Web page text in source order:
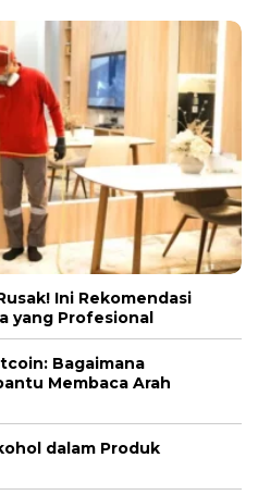
Ini Rekomendasi
yang Profesional
Bagaimana
Membaca Arah
dalam Produk